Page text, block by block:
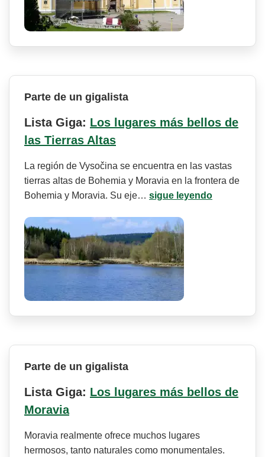
Parte de un gigalista
Lista Giga: Los lugares más bellos de
las Tierras Altas
La región de Vysočina se encuentra en las vastas
tierras altas de Bohemia y Moravia en la frontera de
Bohemia y Moravia. Su eje… sigue leyendo
Parte de un gigalista
Lista Giga: Los lugares más bellos de
Moravia
Moravia realmente ofrece muchos lugares
hermosos, tanto naturales como monumentales.